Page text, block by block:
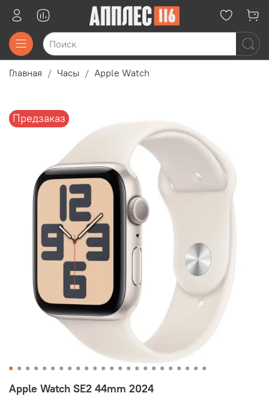
Главная Часы Apple Watch
Предзаказ
Apple Watch SE2 44mm 2024